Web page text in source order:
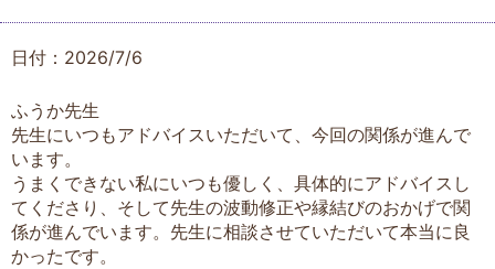
日付：2026/7/6
ふうか先生
先生にいつもアドバイスいただいて、今回の関係が進んで
います。
うまくできない私にいつも優しく、具体的にアドバイスし
てくださり、そして先生の波動修正や縁結びのおかげで関
係が進んでいます。先生に相談させていただいて本当に良
かったです。